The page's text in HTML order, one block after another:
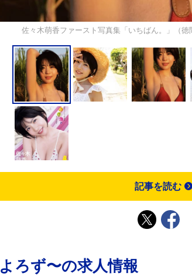
佐々木萌香ファースト写真集「いちばん。」（徳
記事を読む
よろず〜の求人情報